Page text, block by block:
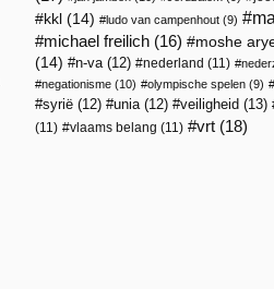
kkl (14) ludo van campenhout (9)
michael freilich (16)
moshe
(14)
n-va(12) nederland (11)
negationisme (10) olympische spelen (9)
syrië (12) unia(12) veiligheid (13)
(11)
vlaams belang (11) vrt (18)